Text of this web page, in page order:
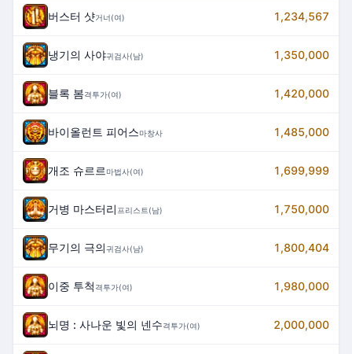
버스터 샷거너(여) 1,234,567
냉기의 사야귀검사(남) 1,350,000
블록 봄격투가(여) 1,420,000
바이올런트 피어스마창사 1,485,000
개조 슈르르 마법사(여) 1,699,999
거병 마스터리 프리스트(남) 1,750,000
무기의 극의귀검사(남) 1,800,404
이중 투척 격투가(여) 1,980,000
뇌명 : 사나운 빛의 넨수격투가(여) 2,000,000